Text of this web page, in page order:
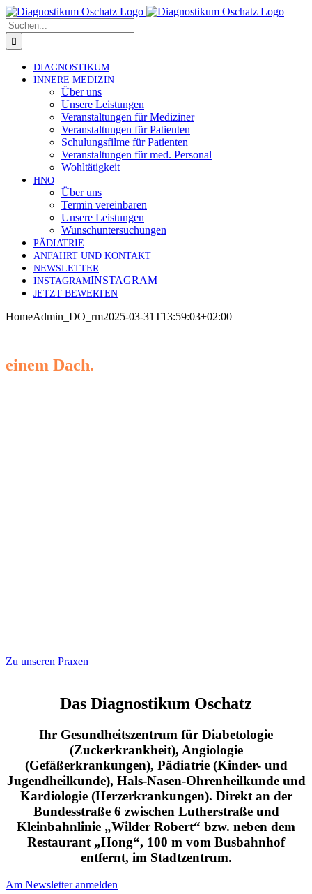
Zum
Inhalt
springen
Suche
nach:
DIAGNOSTIKUM
INNERE MEDIZIN
Über uns
Unsere Leistungen
Veranstaltungen für Mediziner
Veranstaltungen für Patienten
Schulungsfilme für Patienten
Veranstaltungen für med. Personal
Wohltätigkeit
HNO
Über uns
Termin vereinbaren
Unsere Leistungen
Wunschuntersuchungen
PÄDIATRIE
ANFAHRT UND KONTAKT
NEWSLETTER
INSTAGRAMINSTAGRAM
JETZT BEWERTEN
HomeAdmin_DO_rm2025-03-31T13:59:03+02:00
einem Dach.
Zu unse­ren Praxen
Das Diagnostikum Oschatz
Ihr Gesundheitszentrum für Diabetologie
(Zuckerkrankheit), Angiologie
(Gefäßerkrankungen), Pädiatrie (Kinder- und
Jugendheilkunde), Hals-Nasen-Ohrenheilkunde und
Kardiologie (Herzerkrankungen). Direkt an der
Bundesstraße 6 zwischen Lutherstraße und
Kleinbahnlinie „Wilder Robert“ bzw. neben dem
Restaurant „Hong“, 100 m vom Busbahnhof
entfernt, im Stadtzentrum.
Am News­let­ter anmelden